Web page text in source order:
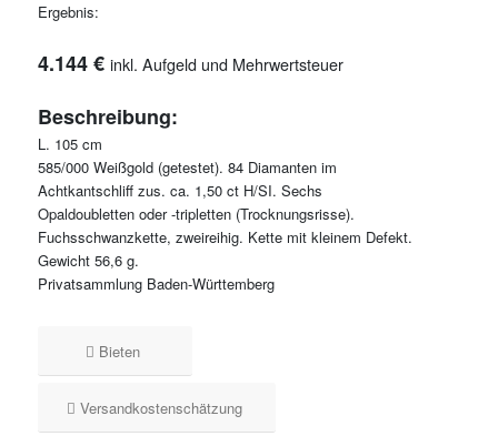
Ergebnis:
4.144 € inkl. Aufgeld und Mehrwertsteuer
Beschreibung:
L. 105 cm
585/000 Weißgold (getestet). 84 Diamanten im
Achtkantschliff zus. ca. 1,50 ct H/SI. Sechs
Opaldoubletten oder -tripletten (Trocknungsrisse).
Fuchsschwanzkette, zweireihig. Kette mit kleinem Defekt.
Gewicht 56,6 g.
Privatsammlung Baden-Württemberg
Bieten
Versandkostenschätzung